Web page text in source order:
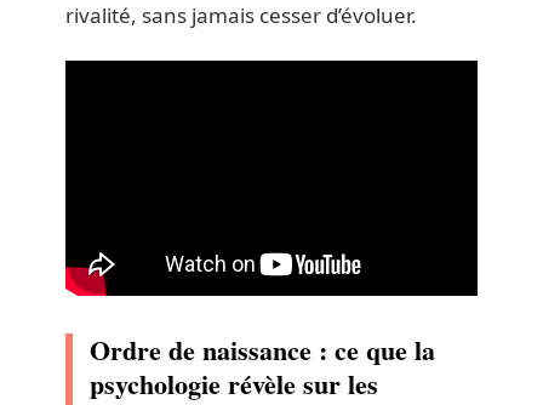
rivalité, sans jamais cesser d’évoluer.
Ordre de naissance : ce que la
psychologie révèle sur les